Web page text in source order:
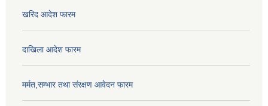
खरिद आदेश फारम
दाखिला आदेश फारम
मर्मत,सम्भार तथा संरक्षण आवेदन फारम